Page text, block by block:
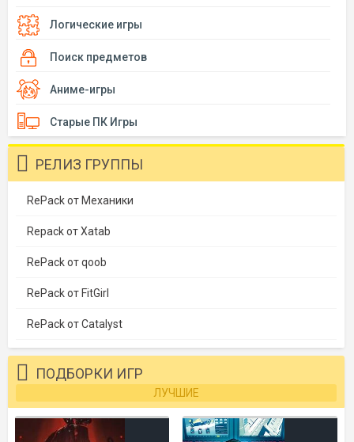
Логические игры
Поиск предметов
Аниме-игры
Старые ПК Игры
РЕЛИЗ ГРУППЫ
RePack от Механики
Repack от Xatab
RePack от qoob
RePack от FitGirl
RePack от Catalyst
ПОДБОРКИ ИГР
ЛУЧШИЕ